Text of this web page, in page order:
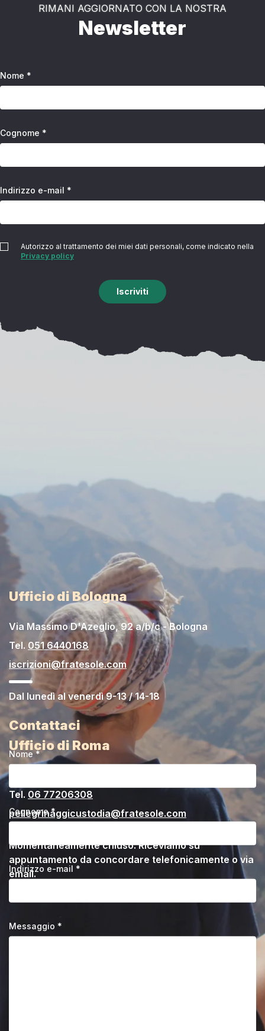
RIMANI AGGIORNATO CON LA NOSTRA
Newsletter
Nome *
Cognome *
Indirizzo e-mail *
Autorizzo al trattamento dei miei dati personali, come indicato nella
Privacy policy
Iscriviti
Ufficio di Bologna
Via Massimo D'Azeglio, 92 a/b/c - Bologna
Tel. 051 6440168
iscrizioni@fratesole.com
Dal lunedì al venerdì 9-13 / 14-18
Ufficio di Roma
Tel. 06 77206308
pellegrinaggicustodia@fratesole.com
Momentaneamente chiuso. Riceviamo su
appuntamento da concordare telefonicamente o via
email.
Contattaci
Nome *
Cognome *
Indirizzo e-mail *
Messaggio *